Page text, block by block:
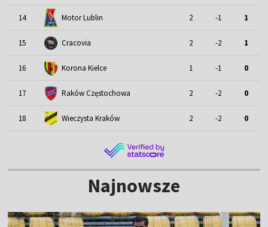
14 Motor Lublin 2 -1 1
15 Cracovia 2 -2 1
16 Korona Kielce 1 -1 0
17 Raków Częstochowa 2 -2 0
18 Wieczysta Kraków 2 -2 0
Najnowsze